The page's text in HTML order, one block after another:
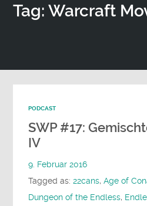
Tag: Warcraft
PODCAST
SWP #17:
IV
9. Februar 2016
Tagged as:22cans,Age of
Dungeon of the Endless,